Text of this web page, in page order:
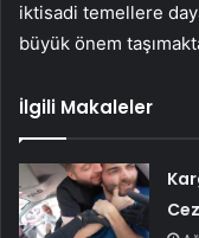
iktisadi temellere
büyük önem
İlgili Makaleler